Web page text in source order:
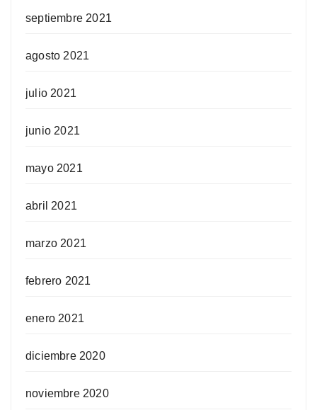
septiembre 2021
agosto 2021
julio 2021
junio 2021
mayo 2021
abril 2021
marzo 2021
febrero 2021
enero 2021
diciembre 2020
noviembre 2020